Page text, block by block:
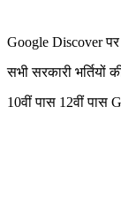
Google Discover
सभी सरकारी भर्तियों
10वीं पास 12वीं पास